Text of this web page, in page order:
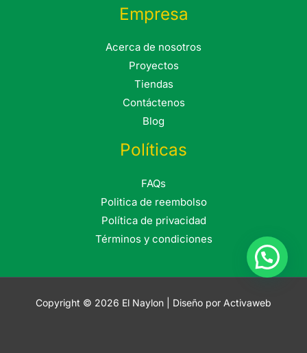
Empresa
Acerca de nosotros
Proyectos
Tiendas
Contáctenos
Blog
Políticas
FAQs
Politica de reembolso
Política de privacidad
Términos y condiciones
Copyright © 2026 El Naylon | Diseño por Activaweb